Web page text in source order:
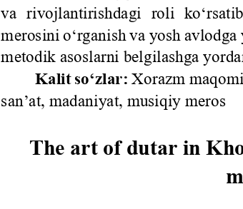
va  rivojlantirishdagi  roli  ko‘r
merosini o‘rganish va yosh
metodik asoslarni belgilashga
Kalit so‘zlar: Xorazm
san’at, madaniyat, musiqiy meros
The art of dutar in